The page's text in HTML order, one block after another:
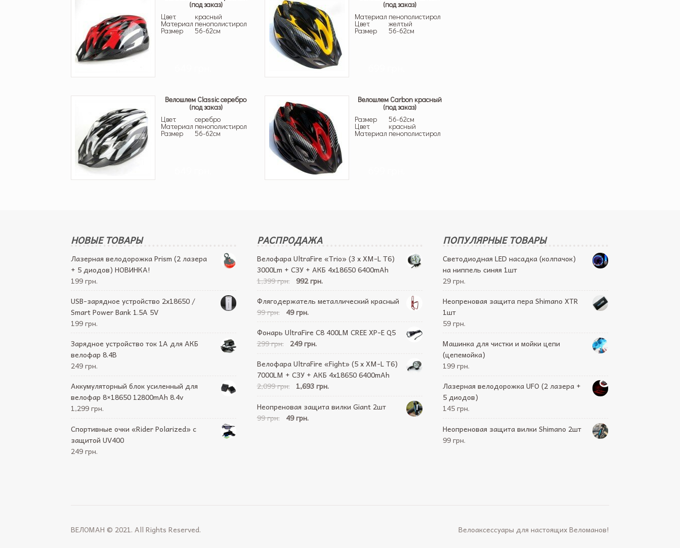
(под заказ)
Цвет
красный
Материал пенополистирол
Размер 56-62см
(под заказ)
Материал пенополистирол
Цвет желтый
Размер 56-62см
Велошлем Classic серебро
(под заказ)
Цвет
серебро
Материал пенополистирол
Размер 56-62см
Велошлем Carbon красный
(под заказ)
Размер
56-62см
Цвет красный
Материал пенополистирол
НОВЫЕ ТОВАРЫ
Лазерная велодорожка Prism (2 лазера
+ 5 диодов) НОВИНКА!
199 грн.
USB-зарядное устройство 2х18650 /
Smart Power Bank 1.5A 5V
199 грн.
Зарядное устройство ток 1А для АКБ
велофар 8.4В
249 грн.
Аккумуляторный блок усиленный для
велофар 8×18650 12800mAh 8.4v
1,299 грн.
Спортивные очки «Rider Polarized» с
защитой UV400
249 грн.
РАСПРОДАЖА
Велофара UltraFire «Trio» (3 x XM-L T6)
3000Lm + СЗУ + АКБ 4х18650 6400mAh
1,399 грн.
992 грн.
Флягодержатель металлический красный
99 грн.
49 грн.
Фонарь UltraFire C8 400LM CREE XP-E Q5
299 грн.
249 грн.
Велофара UltraFire «Fight» (5 x XM-L T6)
7000LM + СЗУ + АКБ 4х18650 6400mAh
2,099 грн.
1,693 грн.
Неопреновая защита вилки Giant 2шт
99 грн.
49 грн.
ПОПУЛЯРНЫЕ ТОВАРЫ
Светодиодная LED насадка (колпачок)
на ниппель синяя 1шт
29 грн.
Неопреновая защита пера Shimano XTR
1шт
59 грн.
Машинка для чистки и мойки цепи
(цепемойка)
199 грн.
Лазерная велодорожка UFO (2 лазера +
5 диодов)
145 грн.
Неопреновая защита вилки Shimano 2шт
99 грн.
ВЕЛОМАН © 2021. All Rights Reserved. Велоаксессуары для настоящих Веломанов!